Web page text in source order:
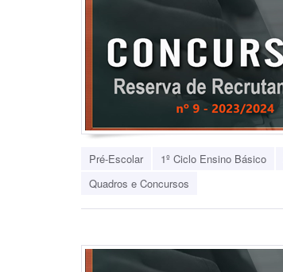
Pré-Escolar 1º Ciclo Ensino Básico
Quadros e Concursos